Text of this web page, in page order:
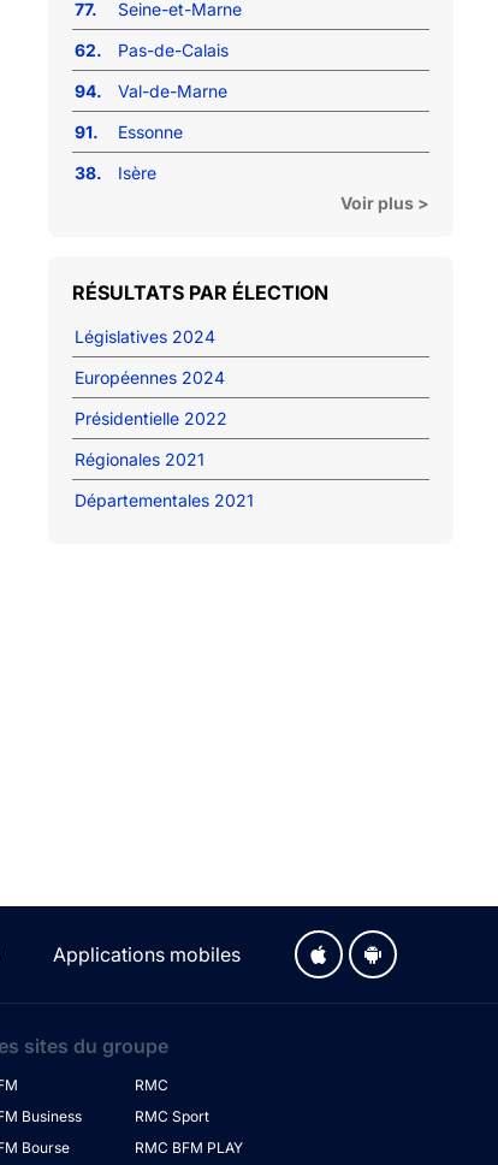
77.
Seine-et-Marne
62.
Pas-de-Calais
94.
Val-de-Marne
91.
Essonne
38.
Isère
Voir plus >
RÉSULTATS PAR ÉLECTION
Législatives 2024
Européennes 2024
Présidentielle 2022
Régionales 2021
Départementales 2021
Applications mobiles
sites du groupe
Business
Bourse
RMC
RMC Sport
RMC BFM PLAY